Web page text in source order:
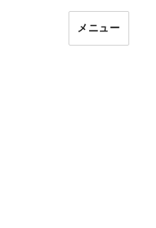
メニュー